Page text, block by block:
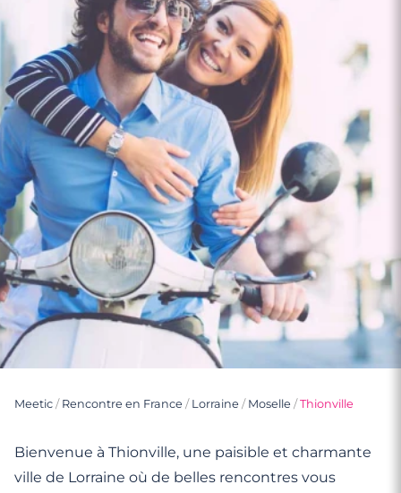
Meetic / Rencontre en France / Lorraine / Moselle /Thionville
Bienvenue à Thionville, une paisible et charmante
ville de Lorraine où de belles rencontres vous